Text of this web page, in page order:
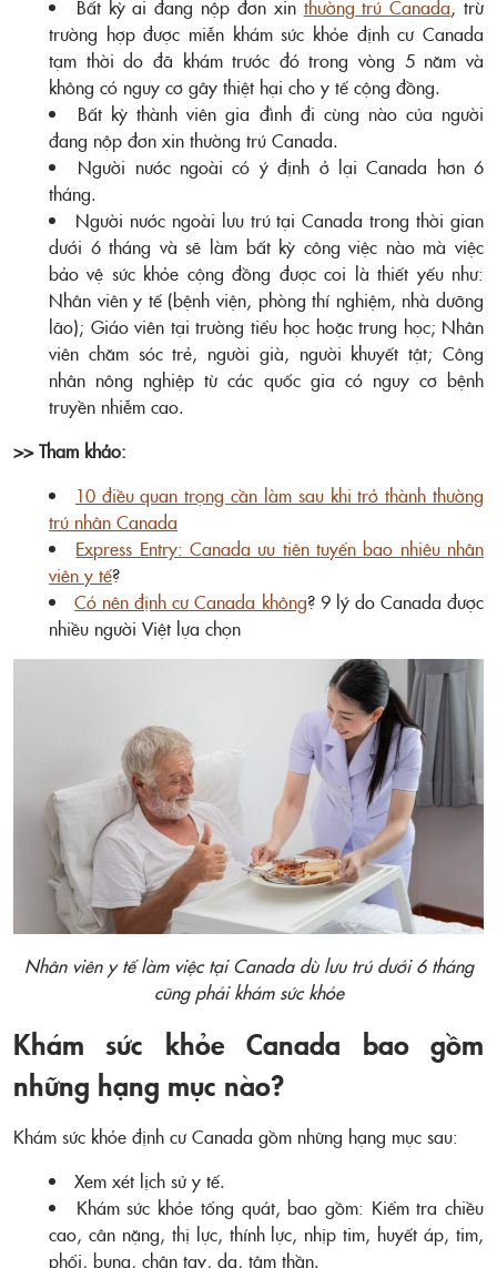
Bất kỳ ai đang nộp đơn xin thường trú Canada, trừ
trường hợp được miễn khám sức khỏe định cư Canada
tạm thời do đã khám trước đó trong vòng 5 năm và
không có nguy cơ gây thiệt hại cho y tế cộng đồng.
Bất kỳ thành viên gia đình đi cùng nào của người
đang nộp đơn xin thường trú Canada.
Người nước ngoài có ý định ở lại Canada hơn 6
tháng.
Người nước ngoài lưu trú tại Canada trong thời gian
dưới 6 tháng và sẽ làm bất kỳ công việc nào mà việc
bảo vệ sức khỏe cộng đồng được coi là thiết yếu như:
Nhân viên y tế (bệnh viện, phòng thí nghiệm, nhà dưỡng
lão); Giáo viên tại trường tiểu học hoặc trung học; Nhân
viên chăm sóc trẻ, người già, người khuyết tật; Công
nhân nông nghiệp từ các quốc gia có nguy cơ bệnh
truyền nhiễm cao.
>> Tham khảo:
10 điều quan trọng cần làm sau khi trở thành thường
trú nhân Canada
Express Entry: Canada ưu tiên tuyển bao nhiêu nhân
viên y tế?
Có nên định cư Canada không? 9 lý do Canada được
nhiều người Việt lựa chọn
Nhân viên y tế làm việc tại Canada dù lưu trú dưới 6 tháng
cũng phải khám sức khỏe
Khám sức khỏe Canada bao gồm
những hạng mục nào?
Khám sức khỏe định cư Canada gồm những hạng mục sau:
Xem xét lịch sử y tế.
Khám sức khỏe tổng quát, bao gồm: Kiểm tra chiều
cao, cân nặng, thị lực, thính lực, nhịp tim, huyết áp, tim,
phổi, bụng, chân tay, da, tâm thần.